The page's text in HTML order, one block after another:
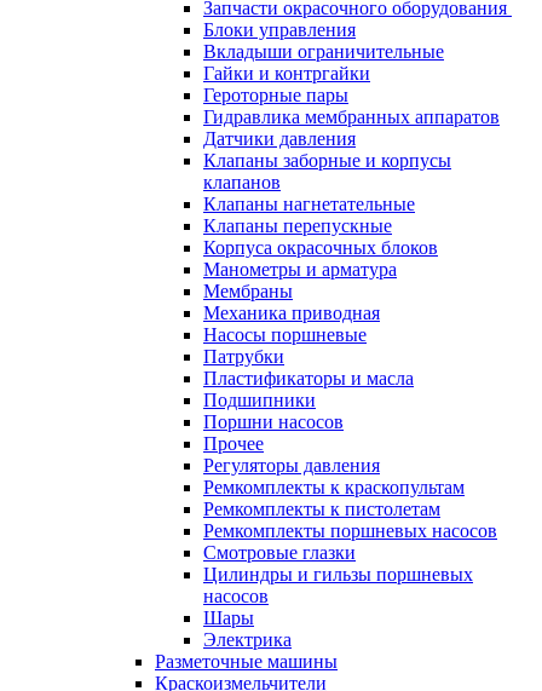
Запчасти окрасочного оборудования
Блоки управления
Вкладыши ограничительные
Гайки и контргайки
Героторные пары
Гидравлика мембранных аппаратов
Датчики давления
Клапаны заборные и корпусы
клапанов
Клапаны нагнетательные
Клапаны перепускные
Корпуса окрасочных блоков
Манометры и арматура
Мембраны
Механика приводная
Насосы поршневые
Патрубки
Пластификаторы и масла
Подшипники
Поршни насосов
Прочее
Регуляторы давления
Ремкомплекты к краскопультам
Ремкомплекты к пистолетам
Ремкомплекты поршневых насосов
Смотровые глазки
Цилиндры и гильзы поршневых
насосов
Шары
Электрика
Разметочные машины
Краскоизмельчители